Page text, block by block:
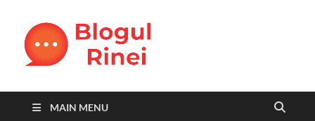
MAIN MENU